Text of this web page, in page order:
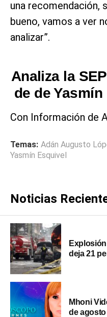
una recomendación,
bueno, vamos a ver
analizar”.
Analiza la
de de
Con Información de
Temas: Adán Augusto
Yasmín Esquivel
Noticias
deja 21
Mhoni
de agosto